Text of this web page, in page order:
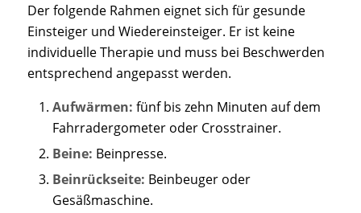
Der folgende Rahmen eignet sich für gesunde
Einsteiger und Wiedereinsteiger. Er ist keine
individuelle Therapie und muss bei Beschwerden
entsprechend angepasst werden.
Aufwärmen: fünf bis zehn Minuten auf dem
Fahrradergometer oder Crosstrainer.
Beine: Beinpresse.
Beinrückseite: Beinbeuger oder
Gesäßmaschine.